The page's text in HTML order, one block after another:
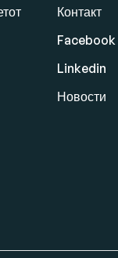
Контакт
Facebook
Linkedin
Новости